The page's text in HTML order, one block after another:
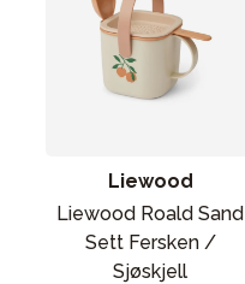
Liewood
Liewood Roald Sand
Sett Fersken /
Sjøskjell